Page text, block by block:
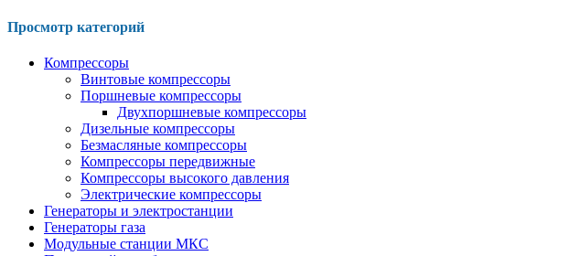
Просмотр категорий
Компрессоры
Винтовые компрессоры
Поршневые компрессоры
Двухпоршневые компрессоры
Дизельные компрессоры
Безмасляные компрессоры
Компрессоры передвижные
Компрессоры высокого давления
Электрические компрессоры
Генераторы и электростанции
Генераторы газа
Модульные станции МКС